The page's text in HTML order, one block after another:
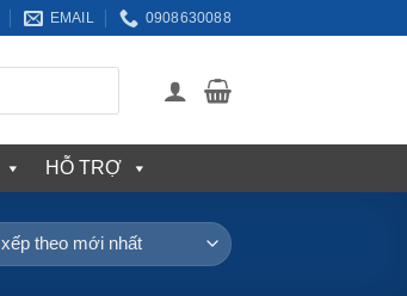
EMAIL 0908630088
HỖ TRỢ